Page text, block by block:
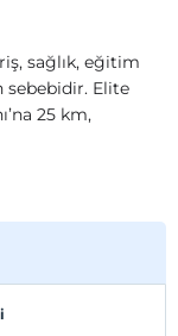
sağlık, eğitim
sebebidir. Elite
25 km,
Otobüsü ve
İstasyonu’na 1
AVM’ye 3
6 km,
sağlık, eğitim